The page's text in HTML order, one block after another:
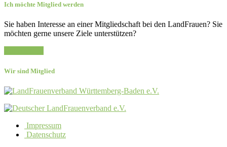
Ich möchte Mitglied werden
Sie haben Interesse an einer Mitgliedschaft bei den LandFrauen? Sie
möchten gerne unsere Ziele unterstützen?
Wir sind Mitglied
Impressum
Datenschutz